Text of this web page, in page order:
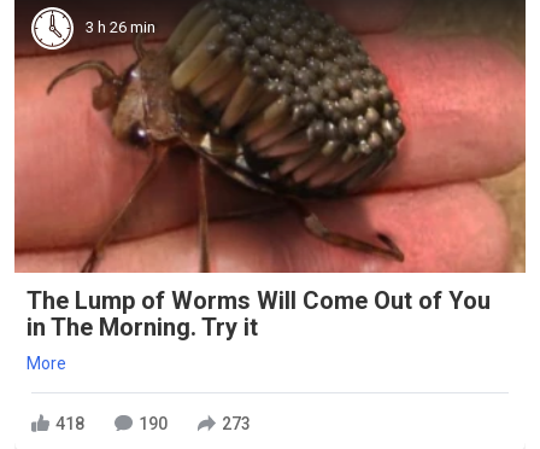
3 h 26 min
The Lump of Worms Will Come Out of You
in The Morning. Try it
More
418 190 273